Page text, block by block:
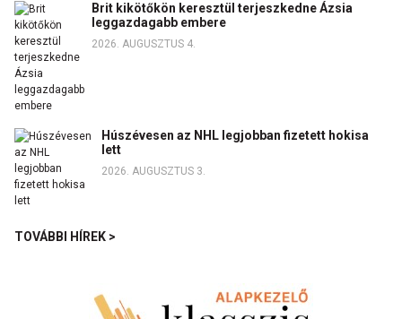
Brit kikötőkön keresztül terjeszkedne Ázsia
leggazdagabb embere
2026. AUGUSZTUS 4.
Húszévesen az NHL legjobban fizetett hokisa
lett
2026. AUGUSZTUS 3.
TOVÁBBI HÍREK >